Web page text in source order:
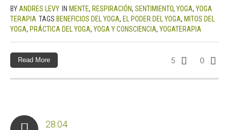
BY ANDRES LEVY IN MENTE, RESPIRACIÓN, SENTIMIENTO, YOGA, YOGA
TERAPIA TAGS BENEFICIOS DEL YOGA, EL PODER DEL YOGA, MITOS DEL
YOGA, PRÁCTICA DEL YOGA, YOGA Y CONSCIENCIA, YOGATERAPIA
5 0
Read More
28.04